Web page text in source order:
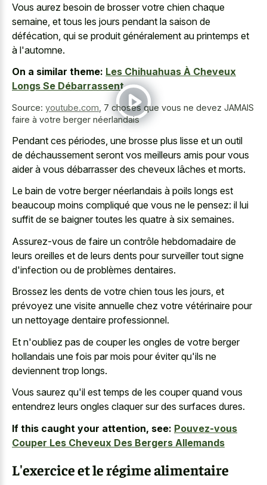
Vous aurez besoin de brosser votre chien chaque
semaine, et tous les jours pendant la saison de
défécation, qui se produit généralement au printemps et
à l'automne.
On a similar theme: Les Chihuahuas À Cheveux
Longs Se Débarrassent
Source: youtube.com 7 choses que vous ne devez JAMAIS
faire à votre berger néerlandais
Pendant ces périodes, une brosse plus lisse et un outil
de déchaussement seront vos meilleurs amis pour vous
aider à vous débarrasser des cheveux lâches et morts.
Le bain de votre berger néerlandais à poils longs est
beaucoup moins compliqué que vous ne le pensez: il lui
suffit de se baigner toutes les quatre à six semaines.
Assurez-vous de faire un contrôle hebdomadaire de
leurs oreilles et de leurs dents pour surveiller tout signe
d'infection ou de problèmes dentaires.
Brossez les dents de votre chien tous les jours, et
prévoyez une visite annuelle chez votre vétérinaire pour
un nettoyage dentaire professionnel.
Et n'oubliez pas de couper les ongles de votre berger
hollandais une fois par mois pour éviter qu'ils ne
deviennent trop longs.
Vous saurez qu'il est temps de les couper quand vous
entendrez leurs ongles claquer sur des surfaces dures.
If this caught your attention, see: Pouvez-vous
Couper Les Cheveux Des Bergers Allemands
L'exercice et le régime alimentaire